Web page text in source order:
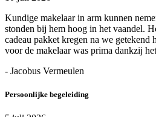
Kundige makelaar in arm kunnen
stonden bij hem hoog in het vaandel.
cadeau pakket kregen na we getekend
voor de makelaar was prima dankzij
- Jacobus Vermeulen
Persoonlijke begeleiding